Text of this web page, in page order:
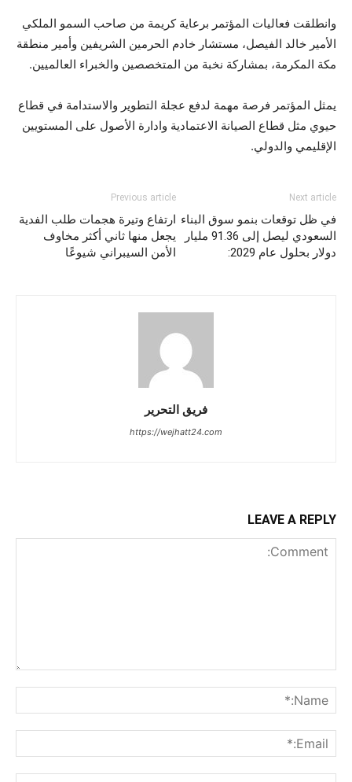
وانطلقت فعاليات المؤتمر برعاية كريمة من صاحب السمو الملكي
الأمير خالد الفيصل، مستشار خادم الحرمين الشريفين وأمير منطقة
مكة المكرمة، بمشاركة نخبة من المتخصصين والخبراء العالميين.
يمثل المؤتمر فرصة مهمة لدفع عجلة التطوير والاستدامة في قطاع
حيوي مثل قطاع الصيانة الاعتمادية وادارة الأصول على المستويين
الإقليمي والدولي.
Previous article
ارتفاع وتيرة هجمات طلب الفدية
يجعل منها ثاني أكثر مخاوف
الأمن السيبراني شيوعًا
Next article
في ظل توقعات بنمو سوق البناء
السعودي ليصل إلى 91.36 مليار
دولار بحلول عام 2029:
فريق التحرير
https://wejhatt24.com
LEAVE A REPLY